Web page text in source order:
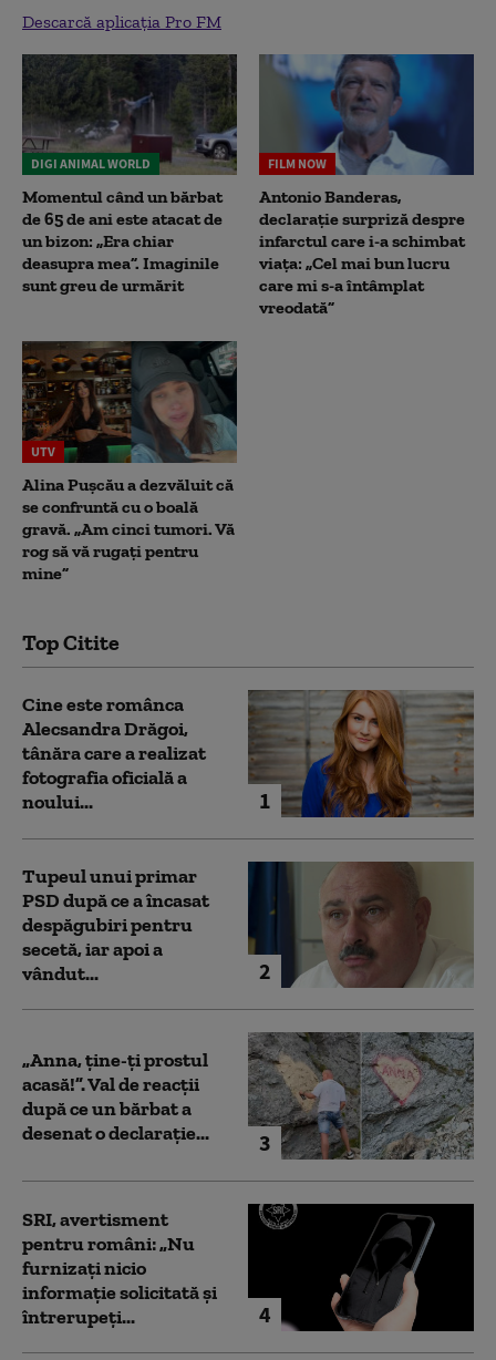
Descarcă aplicația Pro FM
DIGI ANIMAL WORLD
Momentul când un bărbat
de 65 de ani este atacat de
un bizon: „Era chiar
deasupra mea”. Imaginile
sunt greu de urmărit
FILM NOW
Antonio Banderas,
declarație surpriză despre
infarctul care i-a schimbat
viața: „Cel mai bun lucru
care mi s-a întâmplat
vreodată”
UTV
Alina Pușcău a dezvăluit că
se confruntă cu o boală
gravă. „Am cinci tumori. Vă
rog să vă rugați pentru
mine”
Top Citite
1
Cine este românca
Alecsandra Drăgoi,
tânăra care a realizat
fotografia oficială a
noului...
2
Tupeul unui primar
PSD după ce a încasat
despăgubiri pentru
secetă, iar apoi a
vândut...
3
„Anna, ţine-ţi prostul
acasă!”. Val de reacții
după ce un bărbat a
desenat o declarație...
4
SRI, avertisment
pentru români: „Nu
furnizați nicio
informație solicitată și
întrerupeți...